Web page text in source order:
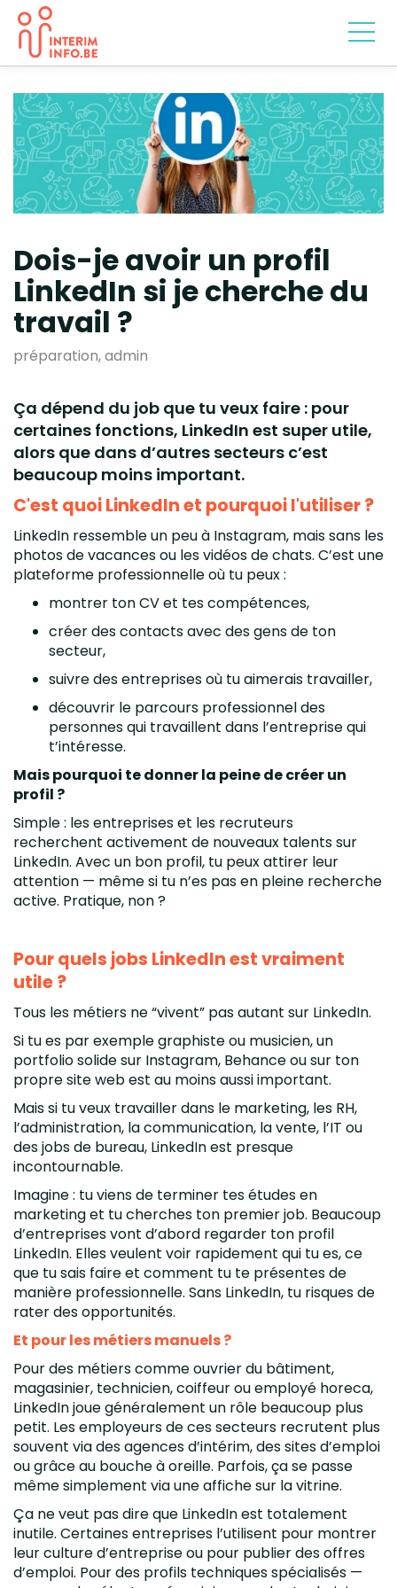
Dois-je avoir un profil
LinkedIn si je cherche du
travail ?
préparation, admin
Ça dépend du job que tu veux faire : pour
certaines fonctions, LinkedIn est super utile,
alors que dans d’autres secteurs c’est
beaucoup moins important.
C'est quoi LinkedIn et pourquoi l'utiliser ?
LinkedIn ressemble un peu à Instagram, mais sans les
photos de vacances ou les vidéos de chats. C’est une
plateforme professionnelle où tu peux :
montrer ton CV et tes compétences,
créer des contacts avec des gens de ton
secteur,
suivre des entreprises où tu aimerais travailler,
découvrir le parcours professionnel des
personnes qui travaillent dans l’entreprise qui
t’intéresse.
Mais pourquoi te donner la peine de créer un
profil ?
Simple : les entreprises et les recruteurs
recherchent activement de nouveaux talents sur
LinkedIn. Avec un bon profil, tu peux attirer leur
attention — même si tu n’es pas en pleine recherche
active. Pratique, non ?
Pour quels jobs LinkedIn est vraiment
utile ?
Tous les métiers ne “vivent” pas autant sur LinkedIn.
Si tu es par exemple graphiste ou musicien, un
portfolio solide sur Instagram, Behance ou sur ton
propre site web est au moins aussi important.
Mais si tu veux travailler dans le marketing, les RH,
l’administration, la communication, la vente, l’IT ou
des jobs de bureau, LinkedIn est presque
incontournable.
Imagine : tu viens de terminer tes études en
marketing et tu cherches ton premier job. Beaucoup
d’entreprises vont d’abord regarder ton profil
LinkedIn. Elles veulent voir rapidement qui tu es, ce
que tu sais faire et comment tu te présentes de
manière professionnelle. Sans LinkedIn, tu risques de
rater des opportunités.
Et pour les métiers manuels ?
Pour des métiers comme ouvrier du bâtiment,
magasinier, technicien, coiffeur ou employé horeca,
LinkedIn joue généralement un rôle beaucoup plus
petit. Les employeurs de ces secteurs recrutent plus
souvent via des agences d’intérim, des sites d’emploi
ou grâce au bouche à oreille. Parfois, ça se passe
même simplement via une affiche sur la vitrine.
Ça ne veut pas dire que LinkedIn est totalement
inutile. Certaines entreprises l’utilisent pour montrer
leur culture d’entreprise ou pour publier des offres
d’emploi. Pour des profils techniques spécialisés —